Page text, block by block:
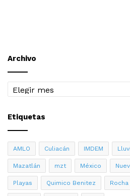
Archivo
Archivo
Etiquetas
AMLO Culiacán IMDEM
Mazatlán mzt México
Playas Quimico Benitez